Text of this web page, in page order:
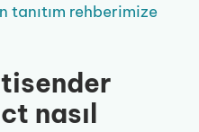
tanıtım rehberimize
nasıl